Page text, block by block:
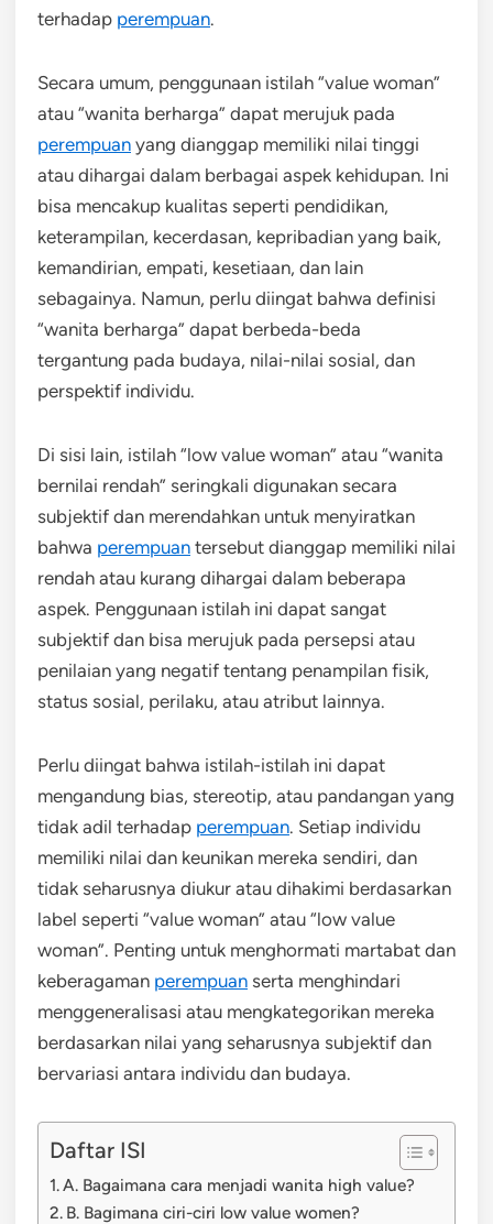
terhadap perempuan.
Secara umum, penggunaan istilah “value woman”
atau “wanita berharga” dapat merujuk pada
perempuan yang dianggap memiliki nilai tinggi
atau dihargai dalam berbagai aspek kehidupan. Ini
bisa mencakup kualitas seperti pendidikan,
keterampilan, kecerdasan, kepribadian yang baik,
kemandirian, empati, kesetiaan, dan lain
sebagainya. Namun, perlu diingat bahwa definisi
“wanita berharga” dapat berbeda-beda
tergantung pada budaya, nilai-nilai sosial, dan
perspektif individu.
Di sisi lain, istilah “low value woman” atau “wanita
bernilai rendah” seringkali digunakan secara
subjektif dan merendahkan untuk menyiratkan
bahwa perempuan tersebut dianggap memiliki nilai
rendah atau kurang dihargai dalam beberapa
aspek. Penggunaan istilah ini dapat sangat
subjektif dan bisa merujuk pada persepsi atau
penilaian yang negatif tentang penampilan fisik,
status sosial, perilaku, atau atribut lainnya.
Perlu diingat bahwa istilah-istilah ini dapat
mengandung bias, stereotip, atau pandangan yang
tidak adil terhadap perempuan. Setiap individu
memiliki nilai dan keunikan mereka sendiri, dan
tidak seharusnya diukur atau dihakimi berdasarkan
label seperti “value woman” atau “low value
woman”. Penting untuk menghormati martabat dan
keberagaman perempuan serta menghindari
menggeneralisasi atau mengkategorikan mereka
berdasarkan nilai yang seharusnya subjektif dan
bervariasi antara individu dan budaya.
Daftar ISI
A. Bagaimana cara menjadi wanita high value?
B. Bagimana ciri-ciri low value women?